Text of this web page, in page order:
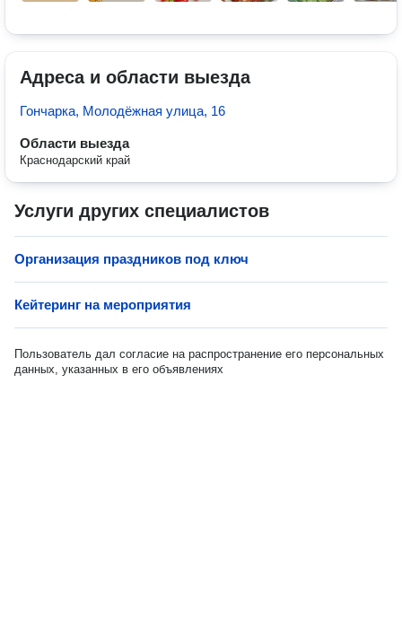
Адреса и области выезда
Гончарка, Молодёжная улица, 16
Области выезда
Краснодарский край
Услуги других специалистов
Организация праздников под ключ
Кейтеринг на мероприятия
Пользователь дал согласие на распространение его персональных
данных, указанных в его объявлениях